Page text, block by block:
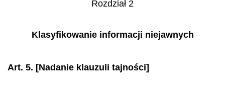
Rozdział 2
Klasyfikowanie informacji niejawnych
Art. 5. [Nadanie klauzuli tajności]